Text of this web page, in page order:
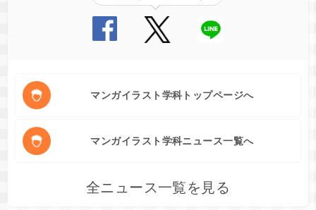
マンガイラスト学科トップページへ
マンガイラスト学科ニュース一覧へ
全ニュース一覧を見る